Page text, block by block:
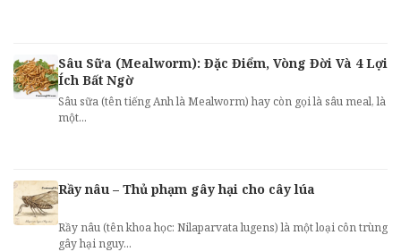
Sâu Sữa (Mealworm): Đặc Điểm, Vòng Đời Và 4 Lợi
Ích Bất Ngờ
Sâu sữa (tên tiếng Anh là Mealworm) hay còn gọi là sâu meal, là
một...
Rầy nâu – Thủ phạm gây hại cho cây lúa
Rầy nâu (tên khoa học: Nilaparvata lugens) là một loại côn trùng
gây hại nguy...